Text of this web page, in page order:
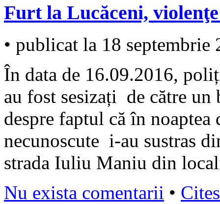
Furt la Lucăceni,
• publicat la 18 septembrie
În data de 16.09.2016,
au fost sesizați de către
despre faptul că în noaptea
necunoscute i-au sustras
strada Iuliu Maniu din
Nu exista comentarii •